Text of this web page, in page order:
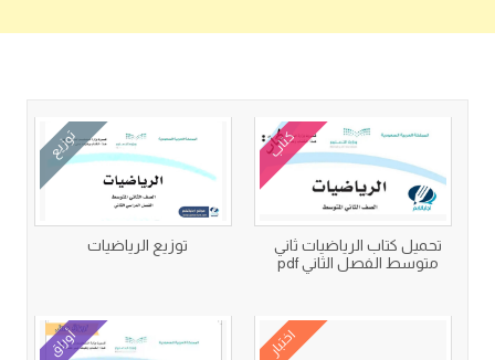
كتاب
تحميل كتاب الرياضيات ثاني
متوسط الفصل الثاني pdf
توزيع
توزيع الرياضيات
اختبار أوراق